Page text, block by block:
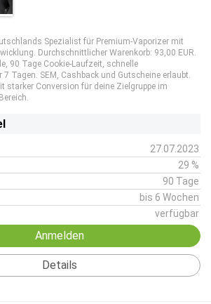
Spezialist für Premium-Vaporizer mit
Durchschnittlicher Warenkorb: 93,00 EUR.
90 Tage Cookie-Laufzeit, schnelle
Tagen. SEM, Cashback und Gutscheine erlaubt.
starker Conversion für deine Zielgruppe im
27.07.2023
29 %
90 Tage
bis 6 Wochen
verfügbar
Anmelden
Details